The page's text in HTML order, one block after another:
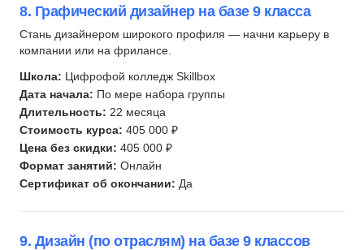
8. Графический дизайнер на базе 9 класса
Стань дизайнером широкого профиля — начни карьеру в
компании или на фрилансе.
Школа: Цифрофой колледж Skillbox
Дата начала: По мере набора группы
Длительность: 22 месяца
Стоимость курса: 405 000 ₽
Цена без скидки: 405 000 ₽
Формат занятий: Онлайн
Сертификат об окончании: Да
9. Дизайн (по отраслям) на базе 9 классов